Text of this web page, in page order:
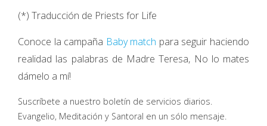
(*) Traducción de Priests for Life
Conoce la campaña Baby match para seguir haciendo
realidad las palabras de Madre Teresa, No lo mates
dámelo a mí!
Suscríbete a nuestro boletín de servicios diarios.
Evangelio, Meditación y Santoral en un sólo mensaje.